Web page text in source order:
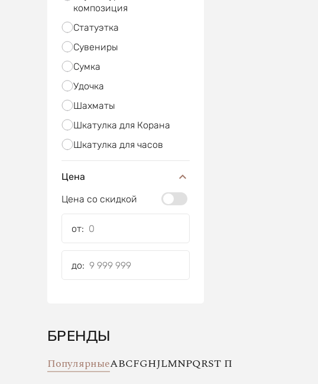
композиция
Статуэтка
Сувениры
Сумка
Удочка
Шахматы
Шкатулка для Корана
Шкатулка для часов
Цена
Цена со скидкой
от:
до:
БРЕНДЫ
ПопулярныеABCFGHJLMNPQRST П